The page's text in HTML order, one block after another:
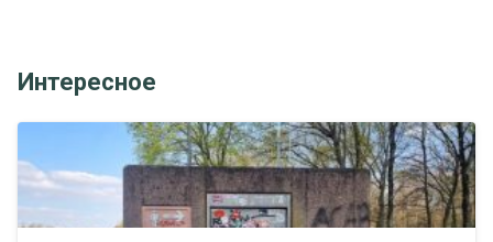
Интересное